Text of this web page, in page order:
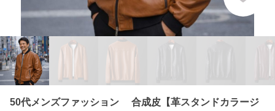
50代メンズファッション 合成皮【革スタンドカラージ